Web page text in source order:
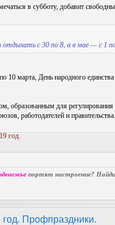
в субботу, добавит
с 30 по 8, а в мае — с 1
10 марта, День народного
образованным для
работодателей и правительства.
год.
портят настроение?
Профпраздники.